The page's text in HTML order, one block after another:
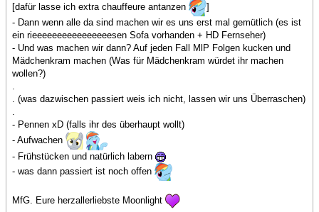
[dafür lasse ich extra chauffeure antanzen
]
- Dann wenn alle da sind machen wir es uns erst mal gemütlich (es ist
ein rieeeeeeeeeeeeeeeesen Sofa vorhanden + HD Fernseher)
- Und was machen wir dann? Auf jeden Fall MlP Folgen kucken und
Mädchenkram machen (Was für Mädchenkram würdet ihr machen
wollen?)
.
. (was dazwischen passiert weis ich nicht, lassen wir uns Überraschen)
.
- Pennen xD (falls ihr des überhaupt wollt)
- Aufwachen
- Frühstücken und natürlich labern
- was dann passiert ist noch offen
MfG. Eure herzallerliebste Moonlight